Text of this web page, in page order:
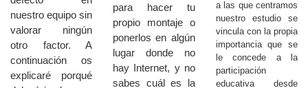
nuestro equipo sin
valorar ningún
otro factor. A
continuación os
explicaré porqué
para hacer tu
propio montaje o
ponerlos en algún
lugar donde no
hay Internet, y no
sabes cuál es la
a las que centramos
nuestro estudio se
vincula con la propia
importancia que se
le concede a la
participación
educativa desde